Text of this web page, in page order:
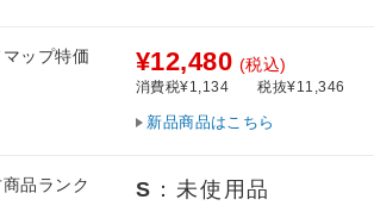
ップ特価 ¥12,480 (税込)
消費税¥1,134 税抜¥11,346
新品商品はこちら
品ランク S ：未使用品